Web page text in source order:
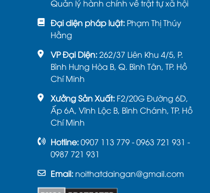
Quản lý hành chính về trật tự xã hội
Đại diện pháp luật: Phạm Thị Thúy
Hằng
VP Đại Diện:262/37 Liên Khu 4/5, P.
Bình Hưng Hòa B, Q. Bình Tân, TP. Hồ
Chí Minh
Xưởng Sản Xuất: F2/20G Đường 6D,
Ấp 6A, Vĩnh Lộc B, Bình Chánh, TP. Hồ
Chí Minh
Hotline:0907 113 779 - 0963 721 931 -
0987 721 931
Email: noithatdaingan@gmail.com